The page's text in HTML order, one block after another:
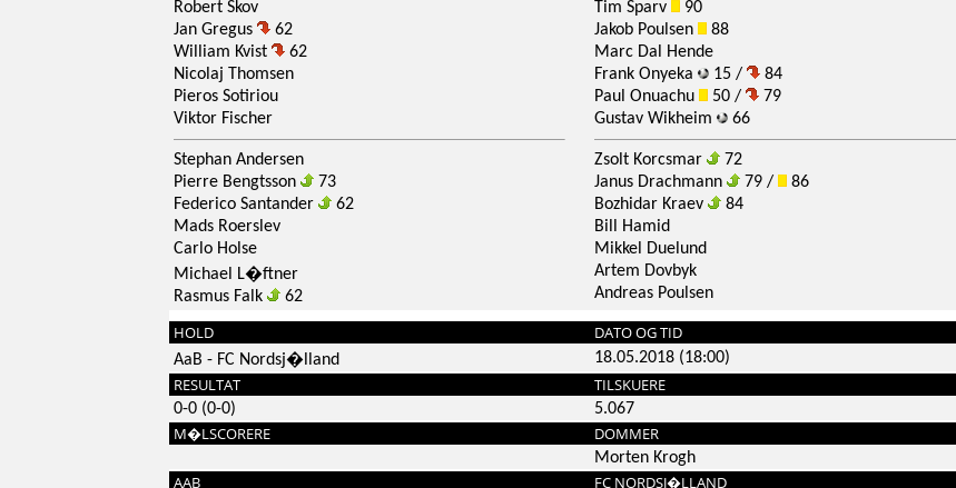
Robert Skov
Jan Gregus
62
William Kvist
62
Nicolaj Thomsen
Pieros Sotiriou
Viktor Fischer
Stephan Andersen
Pierre Bengtsson
73
Federico Santander
62
Mads Roerslev
Carlo Holse
Michael L�ftner
Rasmus Falk
62
Tim Sparv
90
Jakob Poulsen
88
Marc Dal Hende
Frank Onyeka
15 /
84
Paul Onuachu
50 /
79
Gustav Wikheim
66
Zsolt Korcsmar
72
Janus Drachmann
79 /
86
Bozhidar Kraev
84
Bill Hamid
Mikkel Duelund
Artem Dovbyk
Andreas Poulsen
HOLD DATO OG TID
AaB - FC Nordsj�lland 18.05.2018 (18:00)
RESULTAT TILSKUERE
0-0 (0-0) 5.067
M�LSCORERE DOMMER
Morten Krogh
AAB FC NORDSJ�LLAND